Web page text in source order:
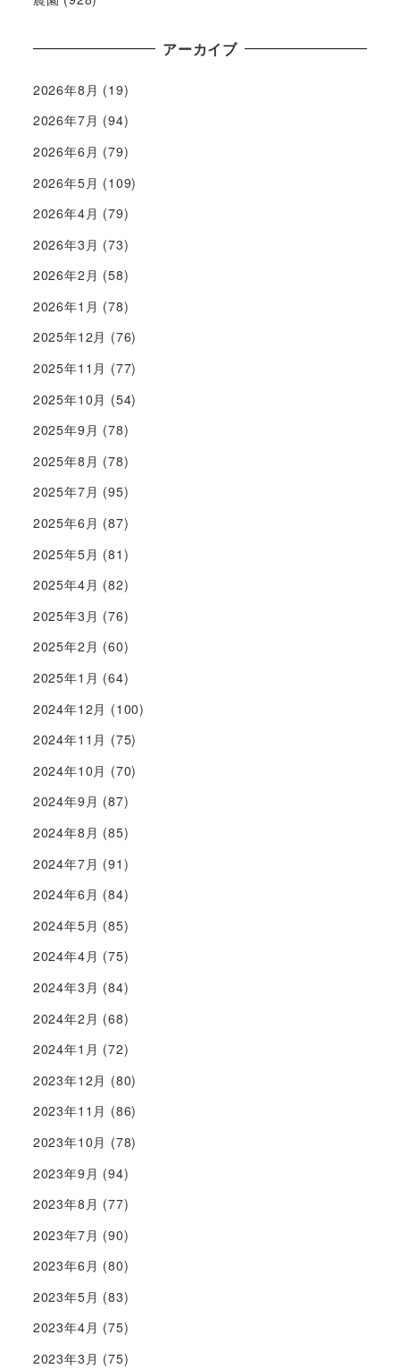
アーカイブ
2026年8月 (19)
2026年7月 (94)
2026年6月 (79)
2026年5月 (109)
2026年4月 (79)
2026年3月 (73)
2026年2月 (58)
2026年1月 (78)
2025年12月 (76)
2025年11月 (77)
2025年10月 (54)
2025年9月 (78)
2025年8月 (78)
2025年7月 (95)
2025年6月 (87)
2025年5月 (81)
2025年4月 (82)
2025年3月 (76)
2025年2月 (60)
2025年1月 (64)
2024年12月 (100)
2024年11月 (75)
2024年10月 (70)
2024年9月 (87)
2024年8月 (85)
2024年7月 (91)
2024年6月 (84)
2024年5月 (85)
2024年4月 (75)
2024年3月 (84)
2024年2月 (68)
2024年1月 (72)
2023年12月 (80)
2023年11月 (86)
2023年10月 (78)
2023年9月 (94)
2023年8月 (77)
2023年7月 (90)
2023年6月 (80)
2023年5月 (83)
2023年4月 (75)
2023年3月 (75)